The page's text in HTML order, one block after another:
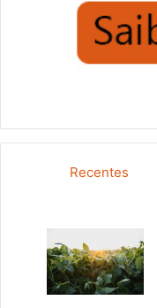
Recentes